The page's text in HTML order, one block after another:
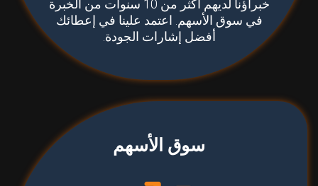
خبراؤنا لديهم أكثر من 10 سنوات من الخبرة
في سوق الأسهم. اعتمد علينا في إعطائك
أفضل إشارات الجودة.
سوق الأسهم